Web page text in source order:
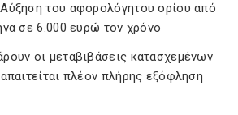
του αφορολόγητου ορίου από
σε 6.000 ευρώ τον χρόνο
οι μεταβιβάσεις κατασχεμένων
πλέον πλήρης εξόφληση